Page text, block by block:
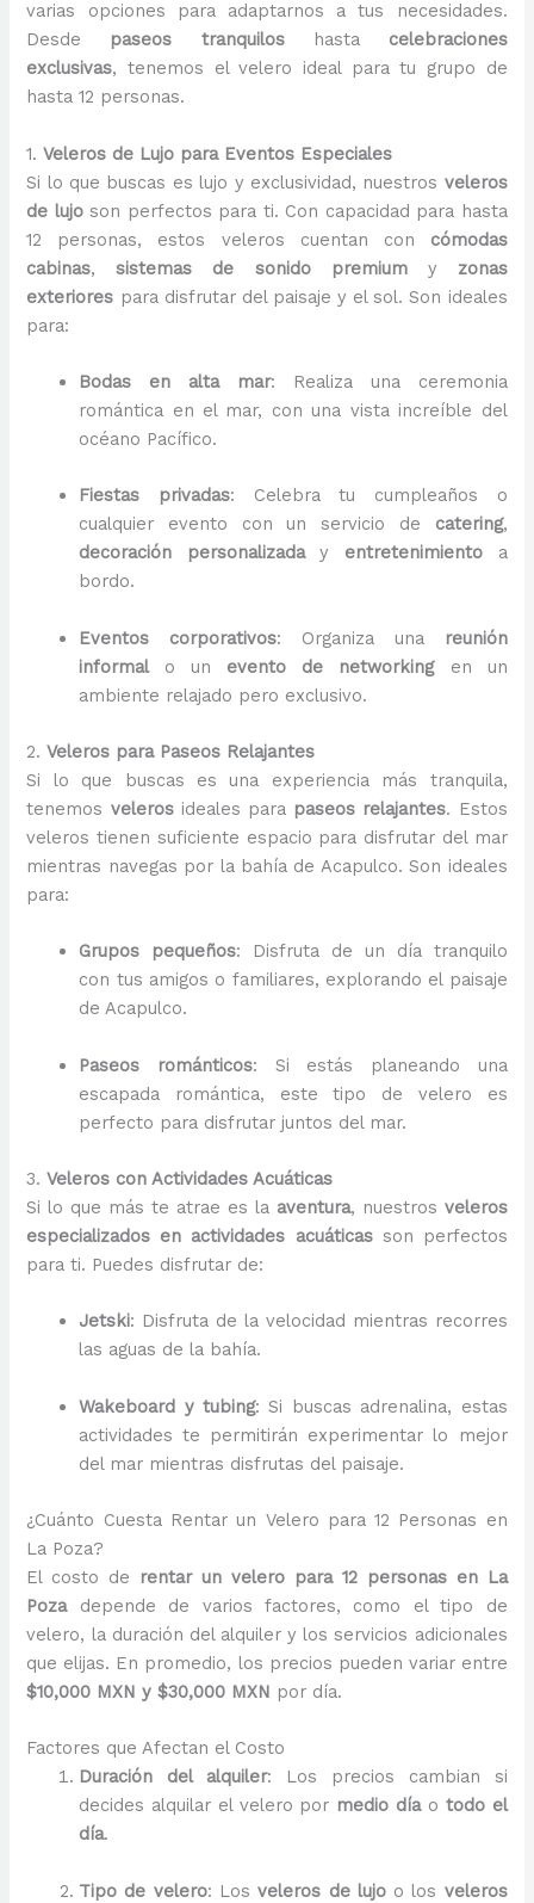
varias opciones para adaptarnos a tus necesidades.
Desde paseos tranquiloshasta celebraciones
exclusivas, tenemos el velero ideal para tu grupo de
hasta 12 personas.
1.Veleros de Lujo para Eventos Especiales
Si lo que buscas es lujo y exclusividad, nuestros veleros
de lujoson perfectos para ti. Con capacidad para hasta
12 personas, estos veleros cuentan con cómodas
cabinas,sistemas de sonido premiumy zonas
exteriores para disfrutar del paisaje y el sol. Son ideales
para:
Bodas en alta mar: Realiza una ceremonia
romántica en el mar, con una vista increíble del
océano Pacífico.
Fiestas privadas: Celebra tu cumpleaños o
cualquier evento con un servicio de catering,
decoración personalizaday entretenimientoa
bordo.
Eventos corporativos: Organiza una
reunión
informalo un evento de networkingen un
ambiente relajado pero exclusivo.
2.Veleros para Paseos Relajantes
Si lo que buscas es una experiencia más tranquila,
tenemos velerosideales para paseos relajantes. Estos
veleros tienen suficiente espacio para disfrutar del mar
mientras navegas por la bahía de Acapulco. Son ideales
para:
Grupos pequeños: Disfruta de un día tranquilo
con tus amigos o familiares, explorando el paisaje
de Acapulco.
Paseos románticos: Si estás planeando una
escapada romántica, este tipo de velero es
perfecto para disfrutar juntos del mar.
3.Veleros con Actividades Acuáticas
Si lo que más te atrae es la aventura, nuestros veleros
especializados en actividades acuáticasson perfectos
para ti. Puedes disfrutar de:
Jetski: Disfruta de la velocidad mientras recorres
las aguas de la bahía.
Wakeboard y tubing: Si buscas adrenalina, estas
actividades te permitirán experimentar lo mejor
del mar mientras disfrutas del paisaje.
¿Cuánto Cuesta Rentar un Velero para 12 Personas en
La Poza?
El costo de
rentar un velero para 12 personas en La
Pozadepende de varios factores, como el tipo de
velero, la duración del alquiler y los servicios adicionales
que elijas. En promedio, los precios pueden variar entre
$10,000 MXN y $30,000 MXN por día.
Factores que Afectan el Costo
Duración del alquiler: Los precios cambian si
decides alquilar el velero por medio díao todo el
día.
Tipo de velero: Losveleros de lujoo los veleros